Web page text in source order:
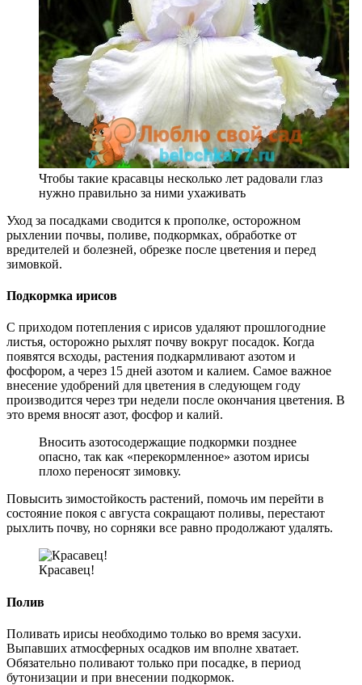
Чтобы такие красавцы несколько лет радовали глаз
нужно правильно за ними ухаживать
Уход за посадками сводится к прополке, осторожном
рыхлении почвы, поливе, подкормках, обработке от
вредителей и болезней, обрезке после цветения и перед
зимовкой.
Подкормка ирисов
С приходом потепления с ирисов удаляют прошлогодние
листья, осторожно рыхлят почву вокруг посадок. Когда
появятся всходы, растения подкармливают азотом и
фосфором, а через 15 дней азотом и калием. Самое важное
внесение удобрений для цветения в следующем году
производится через три недели после окончания цветения. В
это время вносят азот, фосфор и калий.
Вносить азотосодержащие подкормки позднее
опасно, так как «перекормленное» азотом ирисы
плохо переносят зимовку.
Повысить зимостойкость растений, помочь им перейти в
состояние покоя с августа сокращают поливы, перестают
рыхлить почву, но сорняки все равно продолжают удалять.
Красавец!
Полив
Поливать ирисы необходимо только во время засухи.
Выпавших атмосферных осадков им вполне хватает.
Обязательно поливают только при посадке, в период
бутонизации и при внесении подкормок.